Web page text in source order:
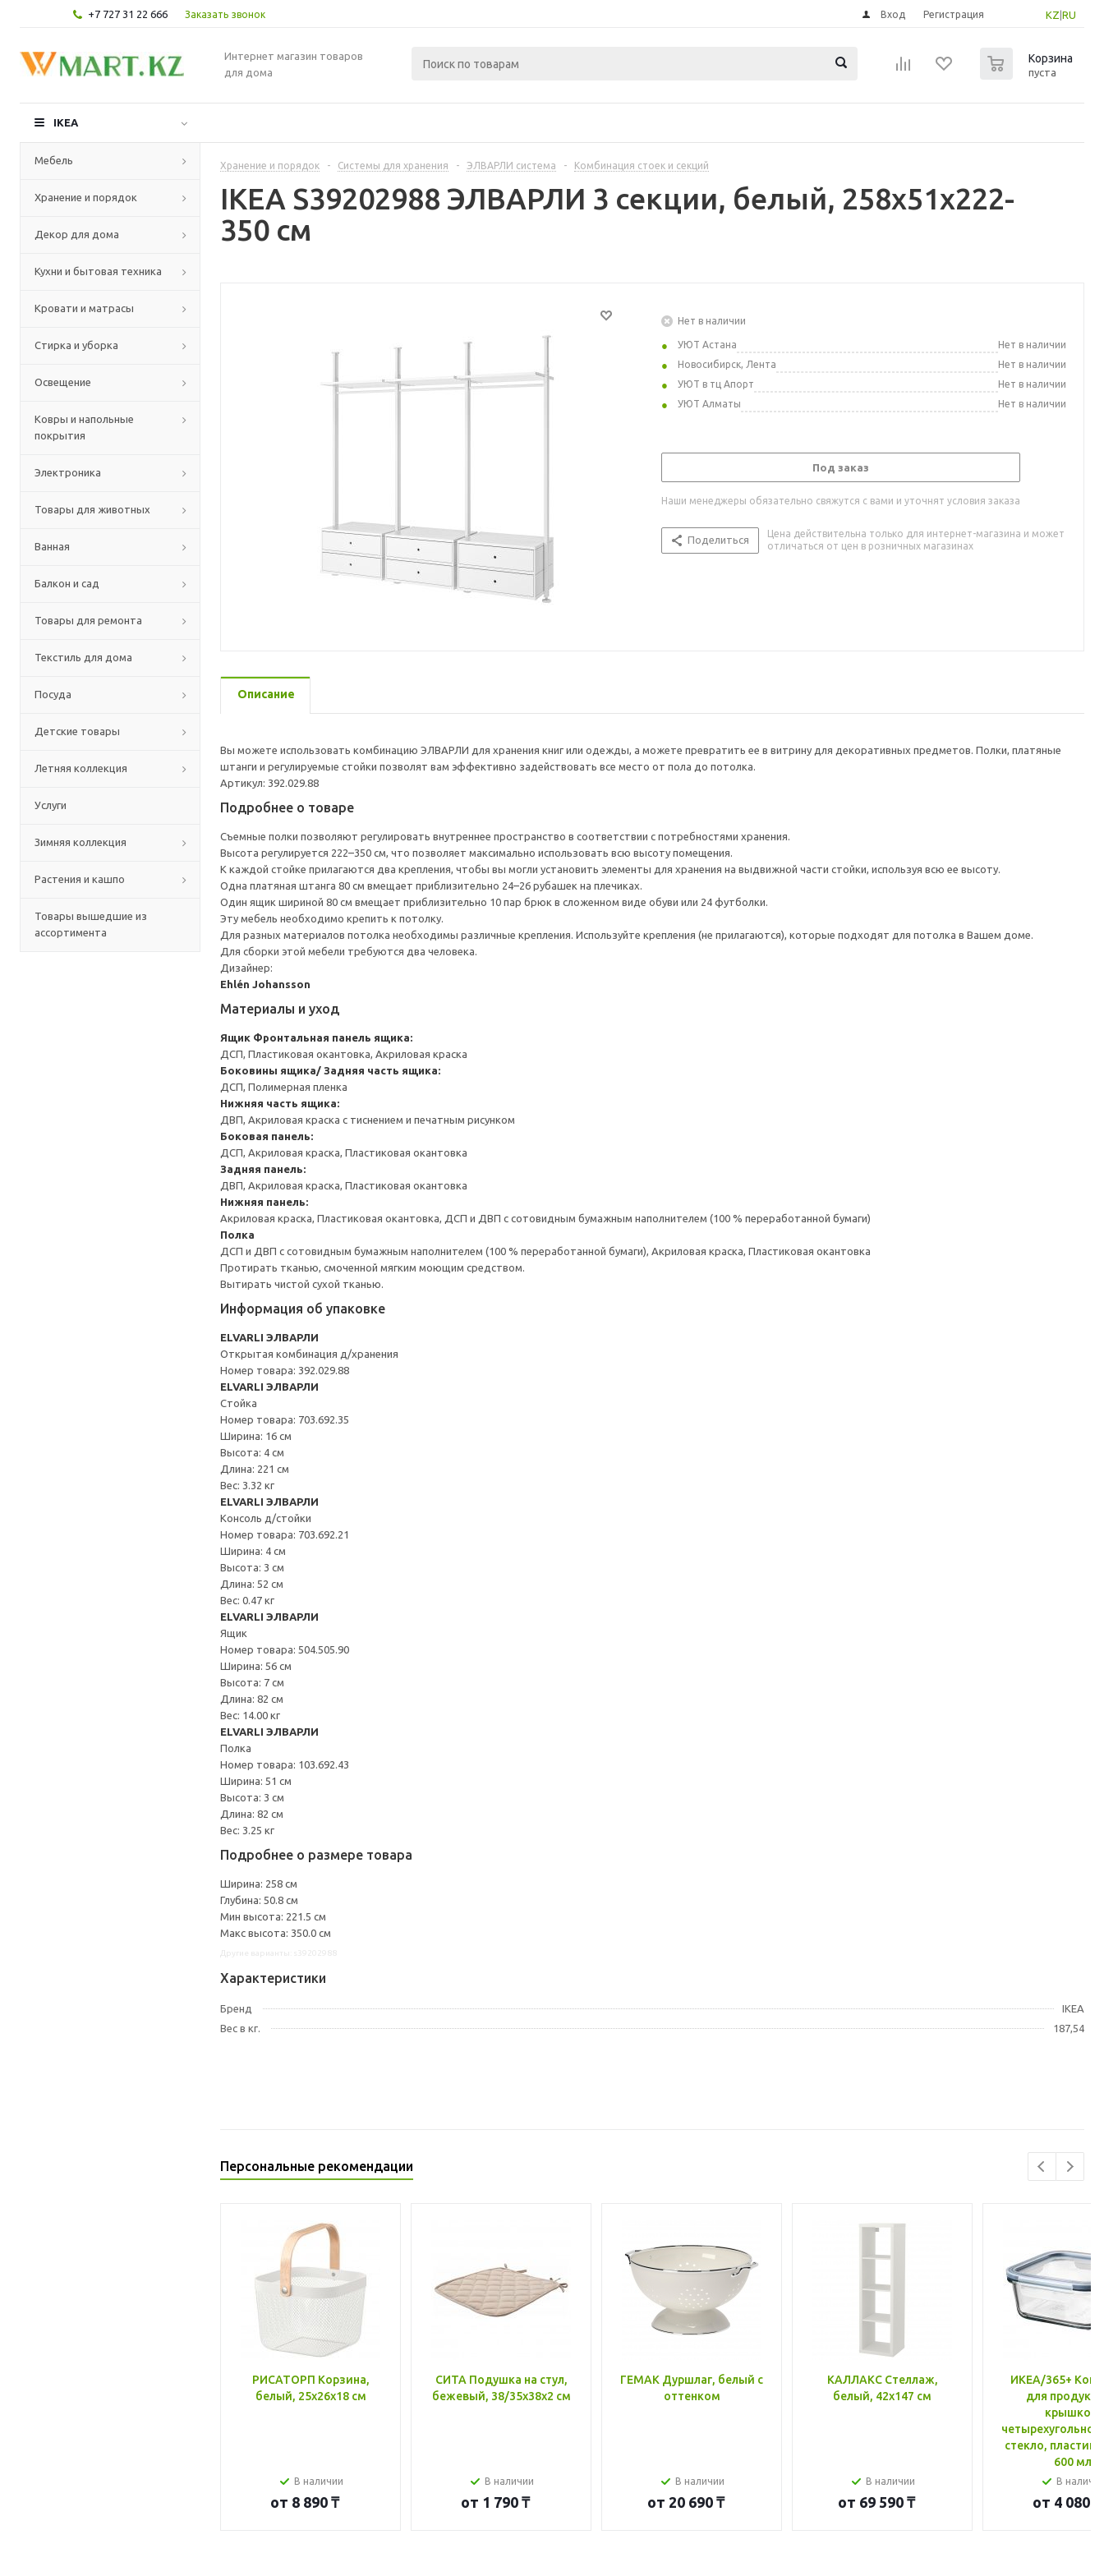
+7 727 31 22 666 Заказать звонок KZ RU
Вход Регистрация
Интернет магазин товаров
для дома
Корзина
пуста
IKEA
Мебель
Хранение и порядок
Декор для дома
Кухни и бытовая техника
Кровати и матрасы
Стирка и уборка
Освещение
Ковры и напольные
покрытия
Электроника
Товары для животных
Ванная
Балкон и сад
Товары для ремонта
Текстиль для дома
Посуда
Детские товары
Летняя коллекция
Услуги
Зимняя коллекция
Растения и кашпо
Товары вышедшие из
ассортимента
Хранение и порядок - Системы для хранения - ЭЛВАРЛИ система - Комбинация стоек и секций
IKEA S39202988 ЭЛВАРЛИ 3 секции, белый, 258x51x222-
350 см
Нет в наличии
УЮТ Астана
Нет в наличии
Новосибирск, Лента
Нет в наличии
УЮТ в тц Апорт
Нет в наличии
УЮТ Алматы
Нет в наличии
Под заказ
Наши менеджеры обязательно свяжутся с вами и уточнят условия заказа
Поделиться
Цена действительна только для интернет-магазина и может
отличаться от цен в розничных магазинах
Описание
Вы можете использовать комбинацию ЭЛВАРЛИ для хранения книг или одежды, а можете превратить ее в витрину для декоративных предметов. Полки, платяные
штанги и регулируемые стойки позволят вам эффективно задействовать все место от пола до потолка.
Артикул: 392.029.88
Подробнее о товаре
Съемные полки позволяют регулировать внутреннее пространство в соответствии с потребностями хранения.
Высота регулируется 222–350 см, что позволяет максимально использовать всю высоту помещения.
К каждой стойке прилагаются два крепления, чтобы вы могли установить элементы для хранения на выдвижной части стойки, используя всю ее высоту.
Одна платяная штанга 80 см вмещает приблизительно 24–26 рубашек на плечиках.
Один ящик шириной 80 см вмещает приблизительно 10 пар брюк в сложенном виде обуви или 24 футболки.
Эту мебель необходимо крепить к потолку.
Для разных материалов потолка необходимы различные крепления. Используйте крепления (не прилагаются), которые подходят для потолка в Вашем доме.
Для сборки этой мебели требуются два человека.
Дизайнер:
Ehlén Johansson
Материалы и уход
Ящик Фронтальная панель ящика:
ДСП, Пластиковая окантовка, Акриловая краска
Боковины ящика/ Задняя часть ящика:
ДСП, Полимерная пленка
Нижняя часть ящика:
ДВП, Акриловая краска с тиснением и печатным рисунком
Боковая панель:
ДСП, Акриловая краска, Пластиковая окантовка
Задняя панель:
ДВП, Акриловая краска, Пластиковая окантовка
Нижняя панель:
Акриловая краска, Пластиковая окантовка, ДСП и ДВП с сотовидным бумажным наполнителем (100 % переработанной бумаги)
Полка
ДСП и ДВП с сотовидным бумажным наполнителем (100 % переработанной бумаги), Акриловая краска, Пластиковая окантовка
Протирать тканью, смоченной мягким моющим средством.
Вытирать чистой сухой тканью.
Информация об упаковке
ELVARLI ЭЛВАРЛИ
Открытая комбинация д/хранения
Номер товара: 392.029.88
ELVARLI ЭЛВАРЛИ
Стойка
Номер товара: 703.692.35
Ширина: 16 см
Высота: 4 см
Длина: 221 см
Вес: 3.32 кг
ELVARLI ЭЛВАРЛИ
Консоль д/стойки
Номер товара: 703.692.21
Ширина: 4 см
Высота: 3 см
Длина: 52 см
Вес: 0.47 кг
ELVARLI ЭЛВАРЛИ
Ящик
Номер товара: 504.505.90
Ширина: 56 см
Высота: 7 см
Длина: 82 см
Вес: 14.00 кг
ELVARLI ЭЛВАРЛИ
Полка
Номер товара: 103.692.43
Ширина: 51 см
Высота: 3 см
Длина: 82 см
Вес: 3.25 кг
Подробнее о размере товара
Ширина: 258 см
Глубина: 50.8 см
Мин высота: 221.5 см
Макс высота: 350.0 см
Характеристики
Бренд
IKEA
Вес в кг.
187,54
Персональные рекомендации
РИСАТОРП Корзина,
белый, 25x26x18 см
В наличии
от 8 890 ₸
СИТА Подушка на стул,
бежевый, 38/35x38x2 см
В наличии
от 1 790 ₸
ГЕМАК Дуршлаг, белый с
оттенком
В наличии
от 20 690 ₸
КАЛЛАКС Стеллаж,
белый, 42x147 см
В наличии
от 69 590 ₸
ИКЕА/365+
для
крышкой,
стекло, пластик
600 мл
В
от 4 080 ₸